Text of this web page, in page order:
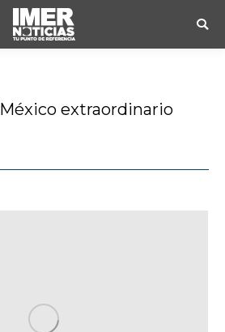
México extraordinario